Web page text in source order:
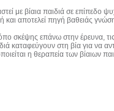
με βίαια παιδιά σε επίπεδο
και αποτελεί πηγή βαθειάς
σκέψης επάνω στην έρευνα,
καταφεύγουν στη βία για να
η θεραπεία των βίαιων